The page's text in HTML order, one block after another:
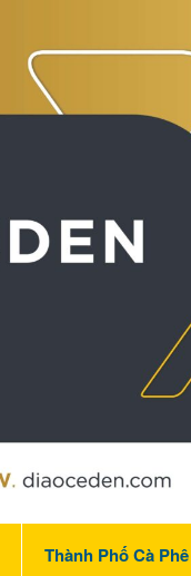
Thành Phố Cà Phê